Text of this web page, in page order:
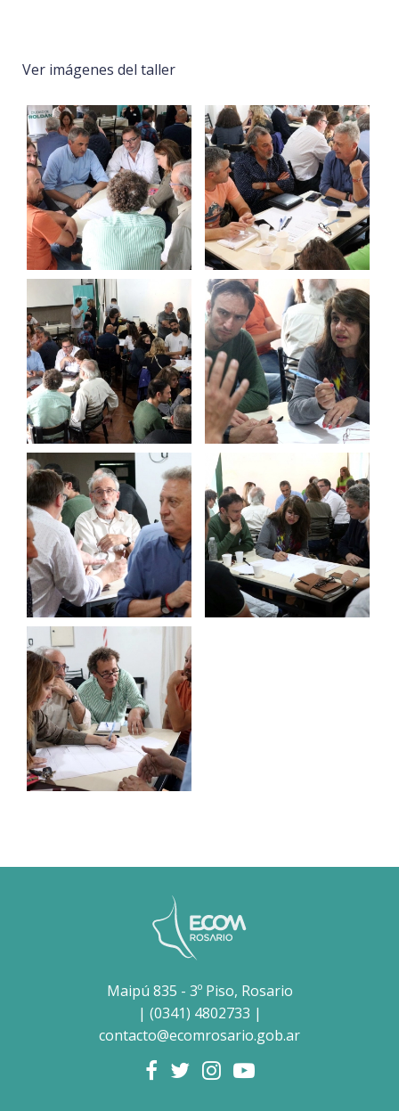
Ver imágenes del taller
Maipú 835 - 3º Piso, Rosario
| (0341) 4802733 |
contacto@ecomrosario.gob.ar